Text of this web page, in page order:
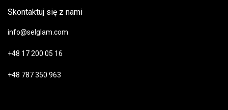
Skontaktuj się z nami
info@selglam.com
+48 17 200 05 16
+48 787 350 963